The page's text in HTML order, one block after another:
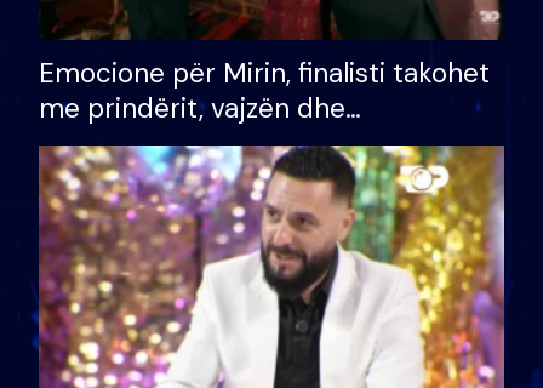
Emocione për Mirin, finalisti takohet
me prindërit, vajzën dhe
bashkëshorten: S’kemi ndonjë letër
divorci apo jo?